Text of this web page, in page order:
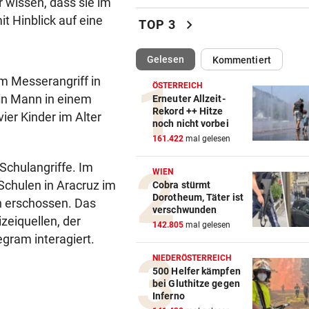
Hinblick auf eine
Messerangriff in
Mann in einem
Kinder im Alter
Im
in Aracruz im
erschossen. Das
der
interagiert.
Pool trotz Verbot gefüllt? Das
kann teuer werden
AUFREGUNG IM NETZ
Bikini-Fotos: Jetzt schießt Ex-
Rennfahrerin zurück
KRIZ-ZWITTKOVITS vor
Ruck-Nachfolgerin: „Es war
eine Herrenrunde“
HOT IM BIKINI vor
Irina Shayk beeindruckt mit
krassen Bauchmuskeln
CHANCE AUF 3. TITEL
Schwärzler dreht Partie und
ins Finale ein
TOP 3 chevron_right
Gelesen(ausgewählt)Kommentiert
ÖSTERREICH
Erneuter Allzeit-
Rekord ++ Hitze
noch nicht vorbei
161.422 mal gelesen
WIEN
Cobra stürmt
Dorotheum, Täter ist
verschwunden
142.805 mal gelesen
NIEDERÖSTERREICH
500 Helfer kämpfen
bei Gluthitze gegen
Inferno